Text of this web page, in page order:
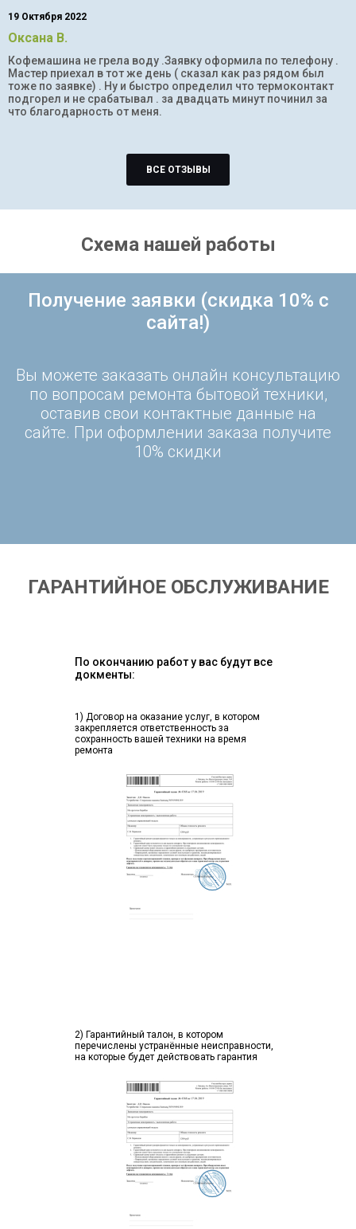
19 Октября 2022
Оксана В.
Кофемашина не грела воду .Заявку оформила по телефону .
Мастер приехал в тот же день ( сказал как раз рядом был
тоже по заявке) . Ну и быстро определил что термоконтакт
подгорел и не срабатывал . за двадцать минут починил за
что благодарность от меня.
ВСЕ ОТЗЫВЫ
Схема нашей работы
Получение заявки (скидка 10% с
сайта!)
Вы можете заказать онлайн консультацию
по вопросам ремонта бытовой техники,
оставив свои контактные данные на
сайте. При оформлении заказа получите
10% скидки
ГАРАНТИЙНОЕ ОБСЛУЖИВАНИЕ
По окончанию работ у вас будут все
докменты:
1) Договор на оказание услуг, в котором
закрепляется ответственность за
сохранность вашей техники на время
ремонта
2) Гарантийный талон, в котором
перечислены устранённые неисправности,
на которые будет действовать гарантия